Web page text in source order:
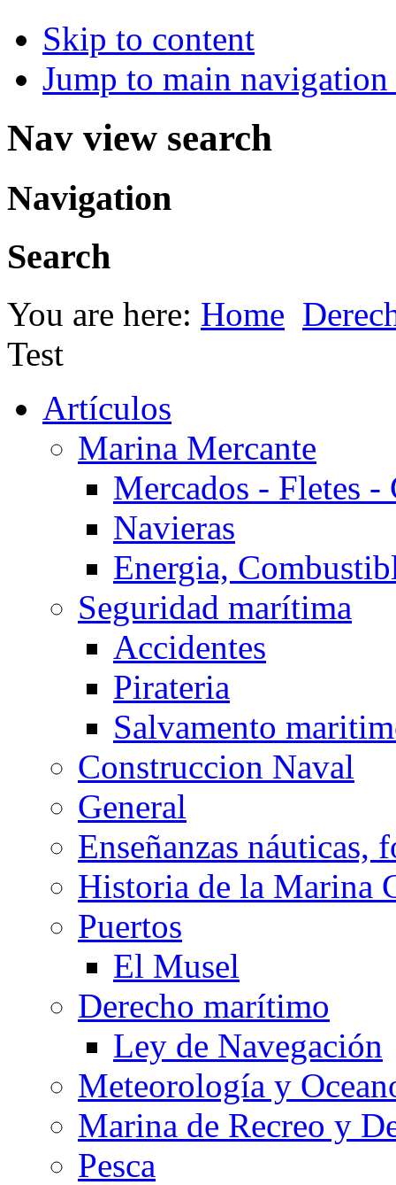
Skip to content
Jump to main
Nav view search
Navigation
Search
You are here: Home
Test
Artículos
Marina Mercante
Mercados - Fletes -
Navieras
Energia,
Seguridad marítima
Accidentes
Pirateria
Salvamento
Construccion Naval
General
Enseñanzas náuticas,
Historia de la Marina
Puertos
El Musel
Derecho marítimo
Ley de Navegación
Meteorología y
Marina de Recreo y
Pesca